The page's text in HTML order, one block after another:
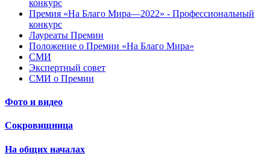
конкурс
Премия «На Благо Мира—2022» - Профессиональный
конкурс
Лауреаты Премии
Положение о Премии «На Благо Мира»
СМИ
Экспертный совет
СМИ о Премии
Фото и видео
Сокровищница
На общих началах